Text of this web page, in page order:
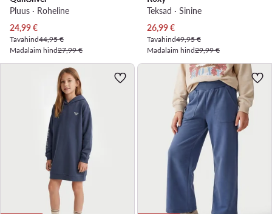
Pluus · Roheline
Praegune hind
24,99€
Tavahind44,95 €
Madalaim hind27,99 €
Teksad · Sinine
Praegune hind
26,99€
Tavahind49,95 €
Madalaim hind29,99 €